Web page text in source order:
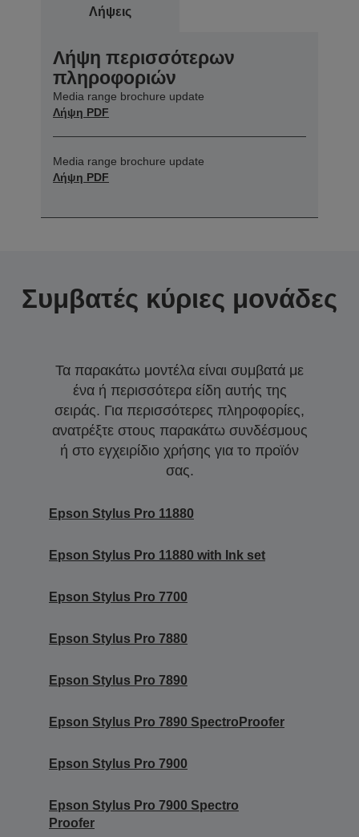
Λήψεις
Λήψη περισσότερων
πληροφοριών
Media range brochure update
Λήψη PDF
Media range brochure update
Λήψη PDF
Συμβατές κύριες μονάδες
Τα παρακάτω μοντέλα είναι συμβατά με
ένα ή περισσότερα είδη αυτής της
σειράς. Για περισσότερες πληροφορίες,
ανατρέξτε στους παρακάτω συνδέσμους
ή στο εγχειρίδιο χρήσης για το προϊόν
σας.
Epson Stylus Pro 11880
Epson Stylus Pro 11880 with Ink set
Epson Stylus Pro 7700
Epson Stylus Pro 7880
Epson Stylus Pro 7890
Epson Stylus Pro 7890 SpectroProofer
Epson Stylus Pro 7900
Epson Stylus Pro 7900 Spectro
Proofer